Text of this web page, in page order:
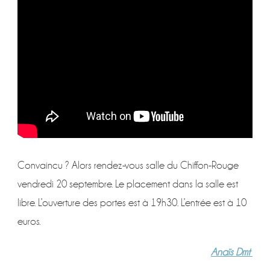
Convaincu ? Alors rendez-vous salle du Chiffon-Rouge
vendredi 20 septembre. Le placement dans la salle est
libre. L’ouverture des portes est à 19h30. L’entrée est à 10
euros.
Anaïs Dmt